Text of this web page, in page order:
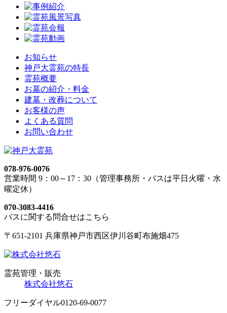
お知らせ
神戸大霊苑の特長
霊苑概要
お墓の紹介・料金
建墓・改葬について
お客様の声
よくある質問
お問い合わせ
078-976-0076
営業時間 9：00～17：30（管理事務所・バスは平日火曜・水
曜定休）
070-3083-4416
バスに関する問合せはこちら
〒651-2101 兵庫県神戸市西区伊川谷町布施畑475
霊苑管理・販売
株式会社悠石
フリーダイヤル0120-69-0077